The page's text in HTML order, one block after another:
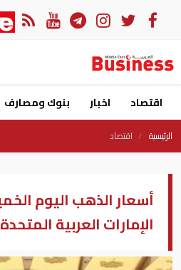
اقتصاد اخبار بنوك ومصارف
الرئيسية اقتصاد
الإمارات العربية المتحدة